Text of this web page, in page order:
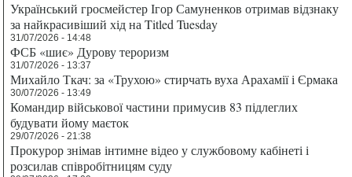
Український гросмейстер Ігор Самуненков отримав відзнаку
за найкрасивіший хід на Titled Tuesday
31/07/2026 - 14:48
ФСБ «шиє» Дурову тероризм
31/07/2026 - 13:37
Михайло Ткач: за «Трухою» стирчать вуха Арахамії і Єрмака
30/07/2026 - 13:49
Командир військової частини примусив 83 підлеглих
будувати йому маєток
29/07/2026 - 21:38
Прокурор знімав інтимне відео у службовому кабінеті і
розсилав співробітницям суду